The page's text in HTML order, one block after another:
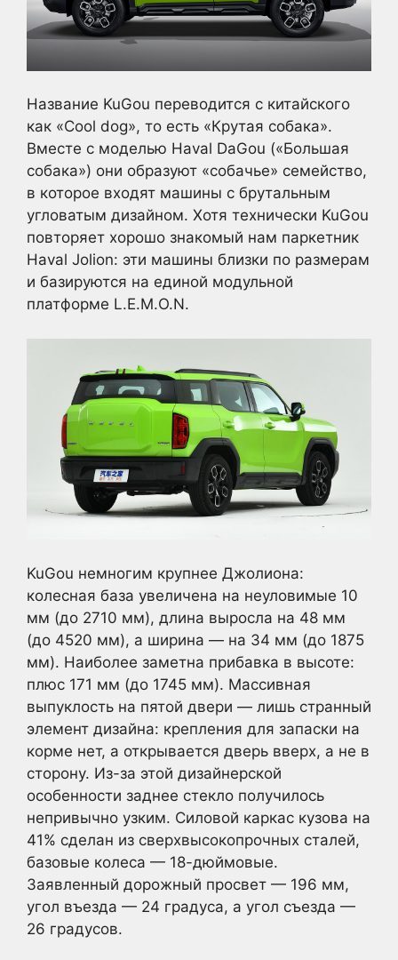
Название KuGou переводится с китайского
как «Cool dog», то есть «Крутая собака».
Вместе с моделью Haval DaGou («Большая
собака») они образуют «собачье» семейство,
в которое входят машины с брутальным
угловатым дизайном. Хотя технически KuGou
повторяет хорошо знакомый нам паркетник
Haval Jolion: эти машины близки по размерам
и базируются на единой модульной
платформе L.E.M.O.N.
KuGou немногим крупнее Джолиона:
колесная база увеличена на неуловимые 10
мм (до 2710 мм), длина выросла на 48 мм
(до 4520 мм), а ширина — на 34 мм (до 1875
мм). Наиболее заметна прибавка в высоте:
плюс 171 мм (до 1745 мм). Массивная
выпуклость на пятой двери — лишь странный
элемент дизайна: крепления для запаски на
корме нет, а открывается дверь вверх, а не в
сторону. Из-за этой дизайнерской
особенности заднее стекло получилось
непривычно узким. Силовой каркас кузова на
41% сделан из сверхвысокопрочных сталей,
базовые колеса — 18-дюймовые.
Заявленный дорожный просвет — 196 мм,
угол въезда — 24 градуса, а угол съезда —
26 градусов.